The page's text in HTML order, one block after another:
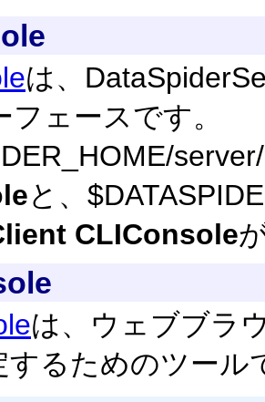
は、
ェースです。
と、
CLIConsole
は、ウェブブラ
するためのツール